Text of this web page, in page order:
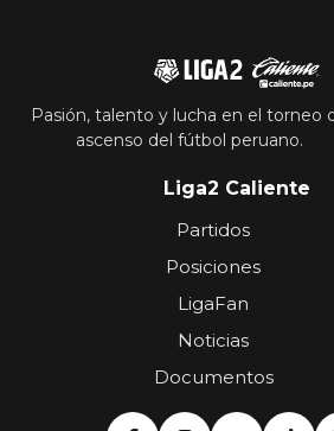
Pasión, talento y lucha en el torneo
ascenso del fútbol peruano.
Liga2 Caliente
Partidos
Posiciones
LigaFan
Noticias
Documentos